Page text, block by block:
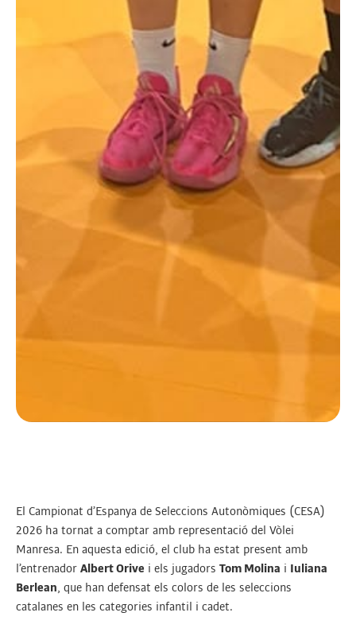
El Campionat d’Espanya de Seleccions Autonòmiques (CESA)
2026 ha tornat a comptar amb representació del Vòlei
Manresa. En aquesta edició, el club ha estat present amb
l’entrenador Albert Orive i els jugadors Tom Molina i Iuliana
Berlean, que han defensat els colors de les seleccions
catalanes en les categories infantil i cadet.